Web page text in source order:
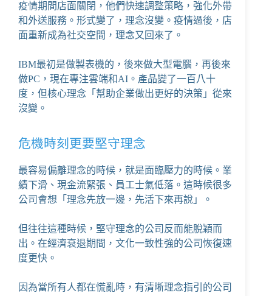
疫情期間店面關閉，他們快速調整策略，強化外帶
和外送服務。形式變了，理念沒變。疫情過後，店
面重新成為社交空間，理念又回來了。
IBM最初是做製表機的，後來做大型電腦，再後來
做PC，現在專注雲端和AI。產品變了一百八十
度，但核心理念「幫助企業做出更好的決策」從來
沒變。
危機時刻更要堅守理念
最容易偏離理念的時候，就是面臨壓力的時候。業
績下滑、現金流緊張、員工士氣低落。這時候很多
公司會想「理念先放一邊，先活下來再說」。
但往往這種時候，堅守理念的公司反而能脫穎而
出。在經濟衰退期間，文化一致性強的公司恢復速
度更快。
因為當所有人都在慌亂時，有清晰理念指引的公司